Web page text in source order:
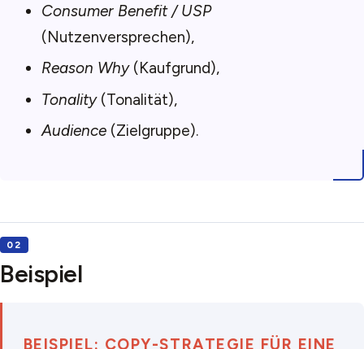
Consumer Benefit / USP
(Nutzenversprechen),
Reason Why(Kaufgrund),
Tonality(Tonalität),
Audience (Zielgruppe).
Beispiel
BEISPIEL: COPY-STRATEGIE FÜR EINE